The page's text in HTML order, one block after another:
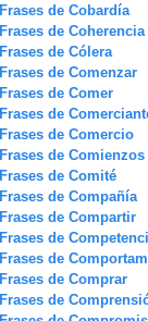
Frases de Cobardía
Frases de Coherencia
Frases de Cólera
Frases de Comenzar
Frases de Comer
Frases de
Frases de Comercio
Frases de Comienzos
Frases de Comité
Frases de Compañía
Frases de Compartir
Frases de
Frases de
Frases de Comprar
Frases de